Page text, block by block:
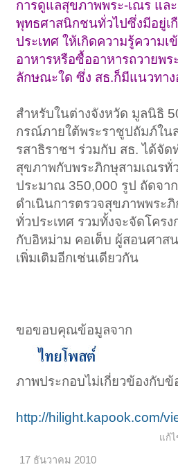
การดูแลสุขภาพพระ-เณร แล
พุทธศาสนิกชนทั่วไปซึ่งมีอยู่เ
ประเทศ ให้เกิดความรู้ความเ
อาหารหรือซื้ออาหารถวายพร
ลักษณะใด ซึ่ง สธ.ก็มีแนวทาง
สำหรับในต่างจังหวัด มูลนิธิ
กรณ์ภายใต้พระราชูปถัมภ์ใน
รสาธิราชฯ ร่วมกับ สธ. ได้จัด
สุขภาพกับพระภิกษุสามเณรทั่
ประมาณ 350,000 รูป ถัดจา
ดำเนินการตรวจสุขภาพพระ
ทั่วประเทศ รวมทั้งจะจัดโคร
กับอิหม่าม คอเต็บ ผู้สอนศาส
เพิ่มเติมอีกเช่นเดียวกัน
ขอขอบคุณข้อมูลจาก
ภาพประกอบไม่เกี่ยวข้องกับข้
http://hilight.kapook.com/
แก้
17 ธันวาคม 2010